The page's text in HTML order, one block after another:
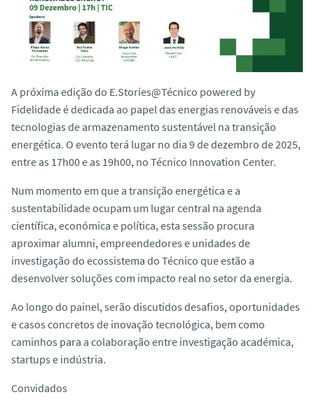
A próxima edição do E.Stories@Técnico powered by
Fidelidadeé dedicada ao papel das energias renováveis e das
tecnologias de armazenamento sustentável na transição
energética. O evento terá lugar no dia 9 de dezembro de 2025,
entre as 17h00 e as 19h00, no Técnico Innovation Center.
Num momento em que a transição energética e a
sustentabilidade ocupam um lugar central na agenda
científica, económica e política, esta sessão procura
aproximar alumni, empreendedores e unidades de
investigação do ecossistema do Técnico que estão a
desenvolver soluções com impacto real no setor da energia.
Ao longo do painel, serão discutidos desafios, oportunidades
e casos concretos de inovação tecnológica, bem como
caminhos para a colaboração entre investigação académica,
startups e indústria.
Convidados